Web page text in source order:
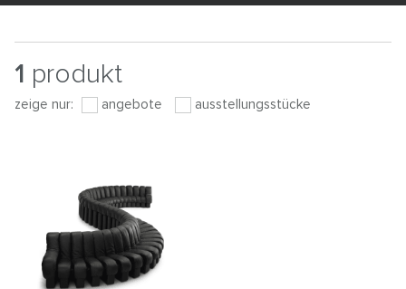
1 produkt
zeige nur: angebote ausstellungsstücke